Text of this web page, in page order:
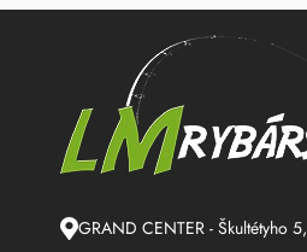
GRAND CENTER - Škultétyho